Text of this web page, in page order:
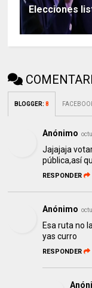
Elecciones
BLOGGER:8
Anónimo
Jajajaja
pública,así
RESPONDER
Anónimo
Esa ruta no
yas curro
RESPONDER